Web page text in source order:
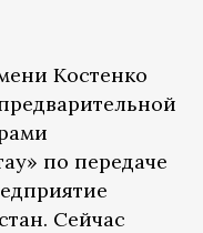
Костенко
по передаче
Сейчас